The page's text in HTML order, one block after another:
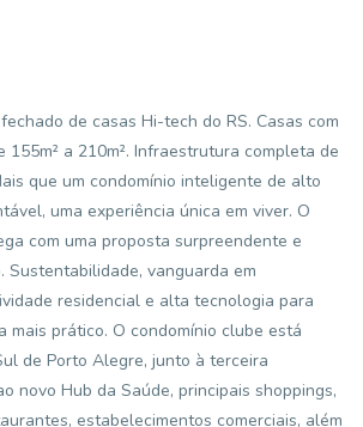
de casas Hi-tech do RS. Casas com
155m² a 210m². Infraestrutura completa de
que um condomínio inteligente de alto
uma experiência única em viver. O
com uma proposta surpreendente e
Sustentabilidade, vanguarda em
residencial e alta tecnologia para
mais prático. O condomínio clube está
de Porto Alegre, junto à terceira
novo Hub da Saúde, principais shoppings,
estabelecimentos comerciais, além